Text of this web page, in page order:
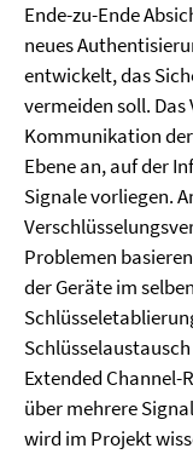
Ende-zu-Ende
neues
entwickelt, das
vermeiden soll.
Kommunikation
Ebene an, auf der
Signale vorliegen.
Problemen
der Geräte im
Extended Channel-
über mehrere
wird im Projekt